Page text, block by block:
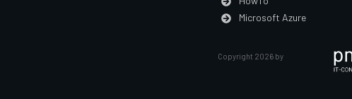
Microsoft Azure
Copyright 2026 by